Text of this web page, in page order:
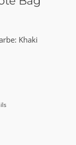
Khaki